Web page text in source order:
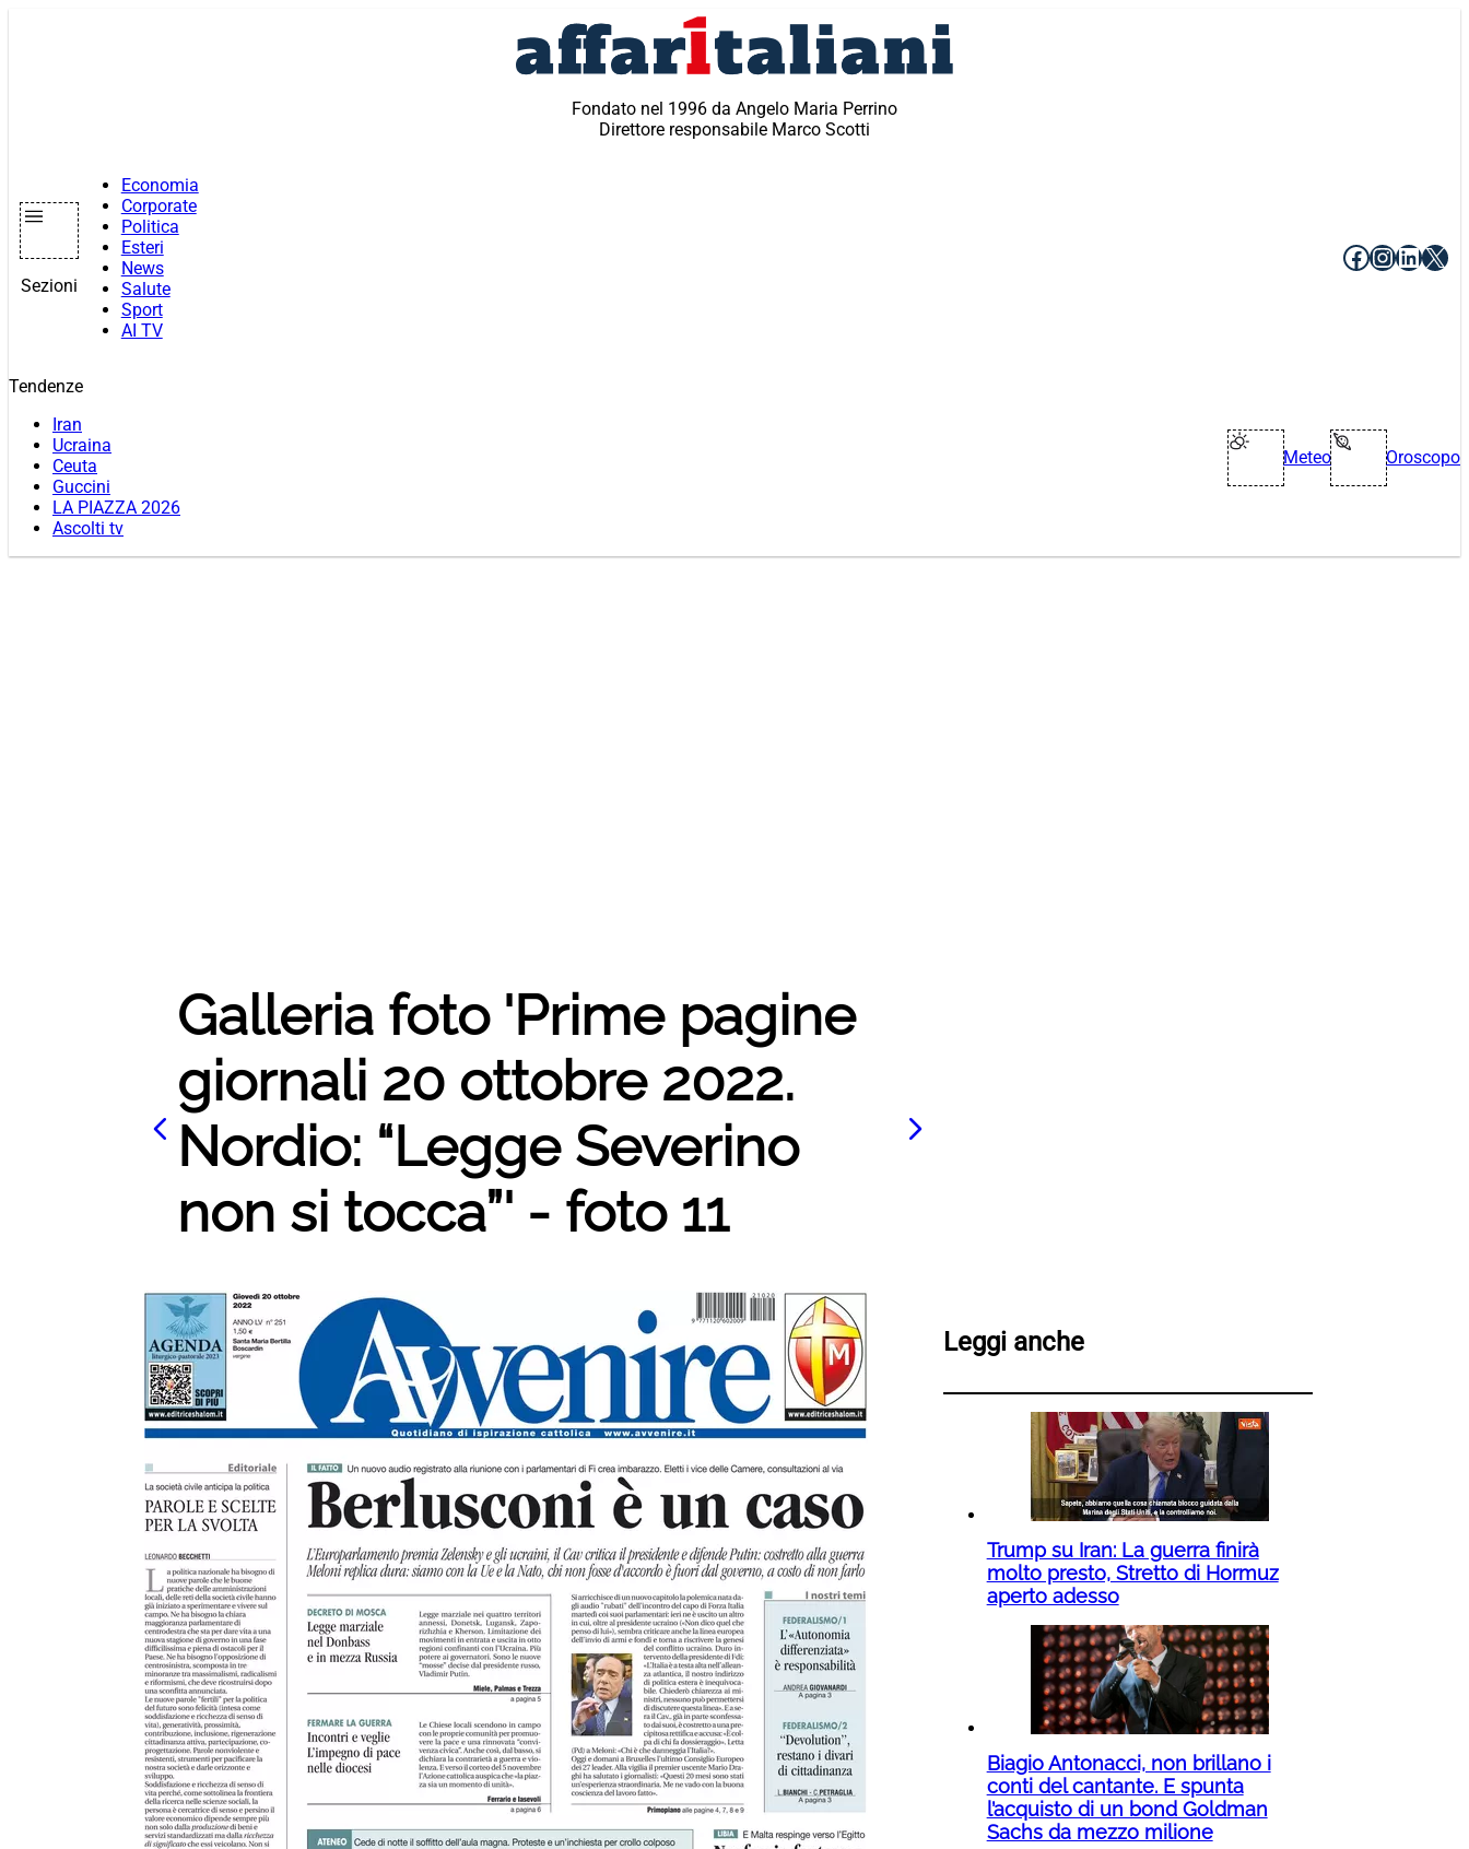
Fondato nel 1996 da Angelo Maria Perrino
Direttore responsabile Marco Scotti
Sezioni
Economia
Corporate
Politica
Esteri
News
Salute
Sport
AI TV
Facebook
X
Tendenze
Iran
Ucraina
Ceuta
Guccini
LA PIAZZA 2026
Ascolti tv
Meteo Oroscopo
Galleria foto 'Prime pagine
giornali 20 ottobre 2022.
Nordio: “Legge Severino
non si tocca”' - foto 11
Leggi anche
Trump su Iran: La guerra finirà
molto presto, Stretto di Hormuz
aperto adesso
Biagio Antonacci, non brillano i
conti del cantante. E spunta
l’acquisto di un bond Goldman
Sachs da mezzo milione